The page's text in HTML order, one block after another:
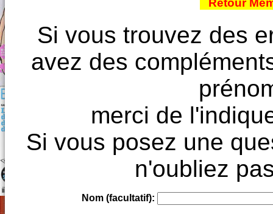
Si vous trouvez des
avez des
merci de
Si vous posez une
n'oubliez
Nom (facultatif):